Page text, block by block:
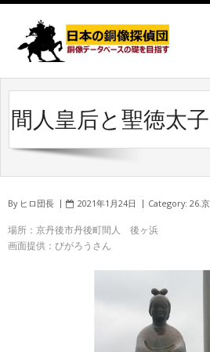
間人皇后と聖徳太子
By ヒロ団長 2021年1月24日 Category: 26.
場所：京丹後市丹後町間人 後ヶ浜
画面提供：びがろうさん